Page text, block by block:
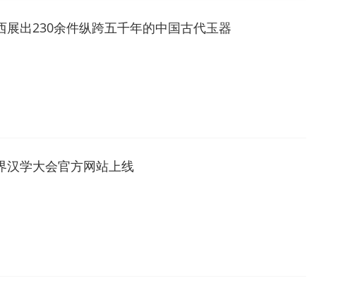
展出230余件纵跨五千年的中国古代玉器
汉学大会官方网站上线